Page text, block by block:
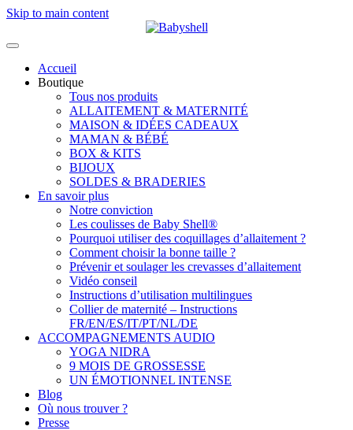
Skip to main content
Accueil
Boutique
Tous nos produits
ALLAITEMENT & MATERNITÉ
MAISON & IDÉES CADEAUX
MAMAN & BÉBÉ
BOX & KITS
BIJOUX
SOLDES & BRADERIES
En savoir plus
Notre conviction
Les coulisses de Baby Shell®
Pourquoi utiliser des coquillages d’allaitement ?
Comment choisir la bonne taille ?
Prévenir et soulager les crevasses d’allaitement
Vidéo conseil
Instructions d’utilisation multilingues
Collier de maternité – Instructions
FR/EN/ES/IT/PT/NL/DE
ACCOMPAGNEMENTS AUDIO
YOGA NIDRA
9 MOIS DE GROSSESSE
UN ÉMOTIONNEL INTENSE
Blog
Où nous trouver ?
Presse